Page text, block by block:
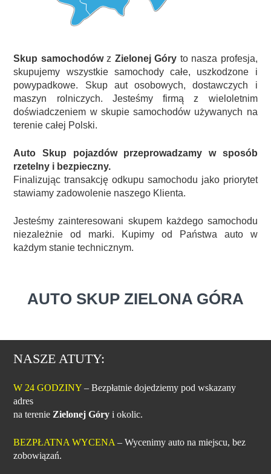
Skup samochodówz Zielonej Góry to nasza profesja,
skupujemy wszystkie samochody całe, uszkodzone i
powypadkowe. Skup aut osobowych, dostawczych i
maszyn rolniczych. Jesteśmy firmą z wieloletnim
doświadczeniem w skupie samochodów używanych na
terenie całej Polski.
Auto Skup pojazdów przeprowadzamy w sposób
rzetelny i bezpieczny.
Finalizując transakcję odkupu samochodu jako priorytet
stawiamy zadowolenie naszego Klienta.
Jesteśmy zainteresowani skupem każdego samochodu
niezależnie od marki. Kupimy od Państwa auto w
każdym stanie technicznym.
AUTO SKUP ZIELONA GÓRA
NASZE ATUTY:
W 24 GODZINY – Bezpłatnie dojedziemy pod wskazany
adres
na terenie Zielonej Góry i okolic.
BEZPŁATNA WYCENA – Wycenimy auto na miejscu, bez
zobowiązań.